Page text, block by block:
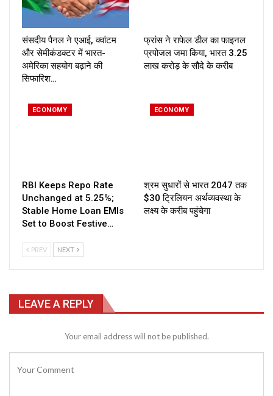
संसदीय पैनल ने एआई, क्वांटम
और सेमीकंडक्टर में भारत-
अमेरिका सहयोग बढ़ाने की
सिफारिश…
फ्रांस ने राफेल डील का फाइनल
प्रपोजल जमा किया, भारत ₹3.25
लाख करोड़ के सौदे के करीब
ECONOMY
RBI Keeps Repo Rate
Unchanged at 5.25%;
Stable Home Loan EMIs
Set to Boost Festive…
ECONOMY
श्रम सुधारों से भारत 2047 तक
$30 ट्रिलियन अर्थव्यवस्था के
लक्ष्य के करीब पहुंचेगा
PREV NEXT
LEAVE A REPLY
Your email address will not be published.